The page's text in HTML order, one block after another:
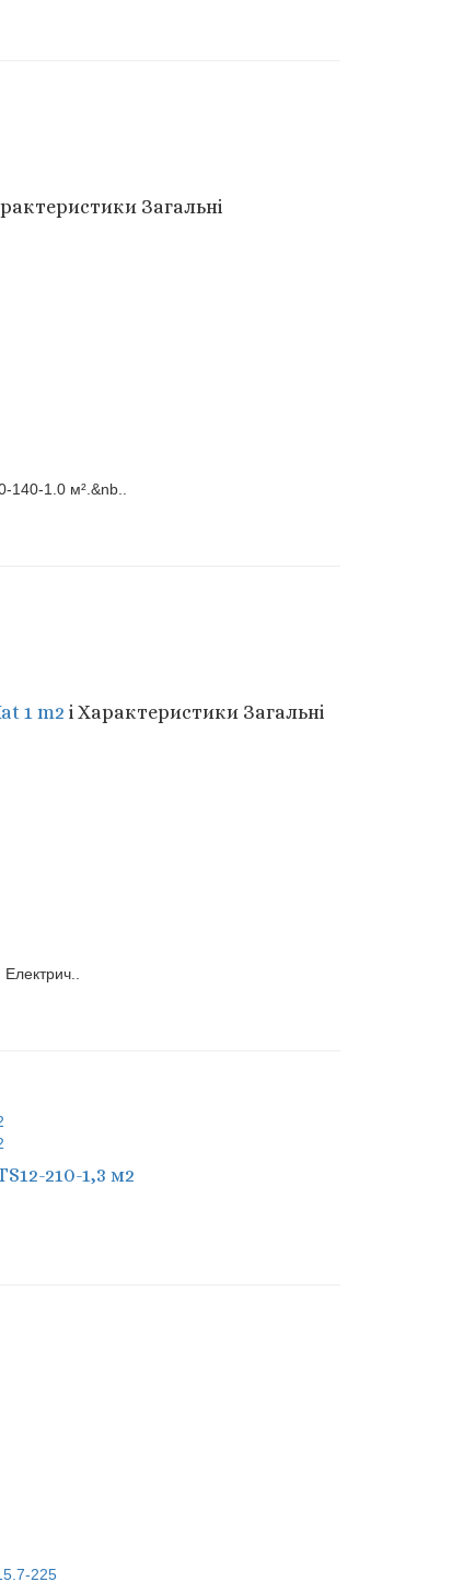
Загальні
140-1.0 м².&nb..
1 m2 i Характеристики Загальні
210-1,3 м2